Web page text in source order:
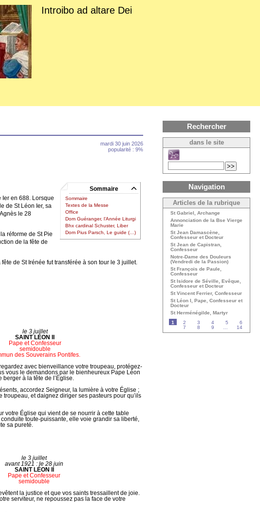
Introibo ad altare Dei
mardi 30 juin 2026
popularité : 9%
Sommaire
Sommaire
Textes de la Messe
Office
Dom Guéranger, l’Année Liturgi
Bhx cardinal Schuster, Liber
Dom Pius Parsch, Le guide (…)
Ier en 688. Lorsque
de St Léon Ier, sa
le 28
réforme de St Pie
de la fête de
de St Irénée fut transférée à son tour le 3 juillet.
le 3 juillet
SAINT LÉON II
Pape et Confesseur
semidouble
des Souverains Pontifes.
avec bienveillance votre troupeau, protégez-
vous le demandons par le bienheureux Pape Léon
à la tête de l’Église.
accordez Seigneur, la lumière à votre Église ;
troupeau, et daignez diriger ses pasteurs pour qu’ils
votre Église qui vient de se nourrir à cette table
toute-puissante, elle voie grandir sa liberté,
sa pureté.
le 3 juillet
avant 1921 : le 28 juin
SAINT LÉON II
Pape et Confesseur
semidouble
la justice et que vos saints tressaillent de joie.
serviteur, ne repoussez pas la face de votre
Rechercher
dans le site
Navigation
Articles de la rubrique
St Gabriel, Archange
Annonciation de la Bse Vierge
Marie
St Jean Damascène,
Confesseur et Docteur
St Jean de Capistran,
Confesseur
Notre-Dame des Douleurs
(Vendredi de la Passion)
St François de Paule,
Confesseur
St Isidore de Séville, Evêque,
Confesseur et Docteur
St Vincent Ferrier, Confesseur
St Léon I, Pape, Confesseur et
Docteur
St Herménégilde, Martyr
1
2 3 4 5
6
7
8 9 14